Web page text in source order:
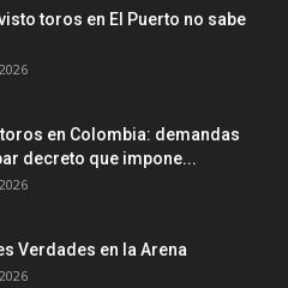
toros en El Puerto no sabe
en Colombia: demandas
decreto que impone...
Verdades en la Arena